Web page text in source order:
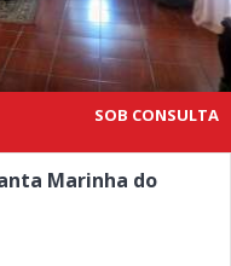
SOB CONSULTA
Marinha do